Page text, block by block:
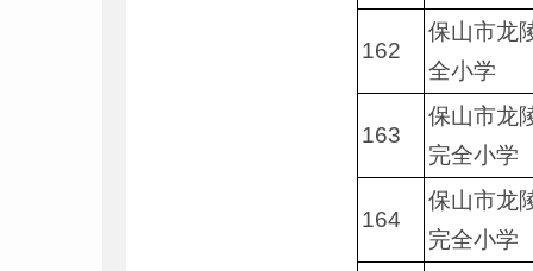
162
保山市龙
全小学
163
保山市龙
完全小学
164
保山市龙
完全小学